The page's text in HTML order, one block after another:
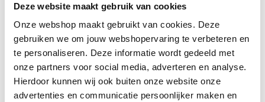
Deze website maakt gebruik van cookies
Onze webshop maakt gebruikt van cookies. Deze
gebruiken we om jouw webshopervaring te verbeteren en
te personaliseren. Deze informatie wordt gedeeld met
onze partners voor social media, adverteren en analyse.
Hierdoor kunnen wij ook buiten onze website onze
advertenties en communicatie persoonlijker maken en
Doordeweeks voor 13.00 uur besteld, de volgende werkdag
verzonden.
De weergegeven prijs is excl.Verzendkosten
Garantie: 1 jaar
Niet goed, geld terug